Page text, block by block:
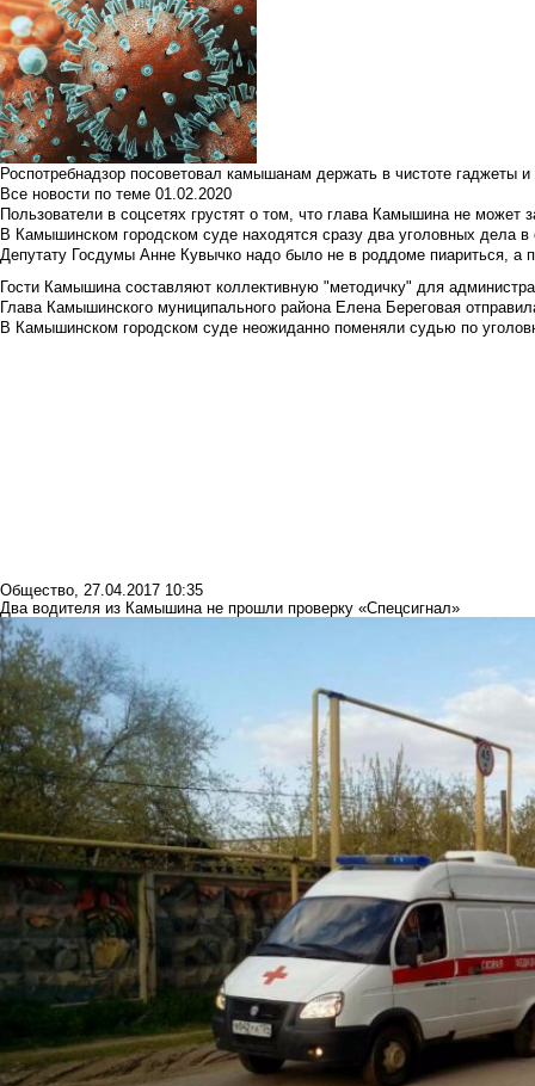
Роспотребнадзор посоветовал камышанам держать в чистоте гаджеты
Все новости по теме 01.02.2020
Пользователи в соцсетях грустят о том, что глава Камышина не может
В Камышинском городском суде находятся сразу два уголовных дела
Депутату Госдумы Анне Кувычко надо было не в роддоме пиариться, а
Гости Камышина составляют коллективную "методичку" для
Глава Камышинского муниципального района Елена Береговая
В Камышинском городском суде неожиданно поменяли судью по
Общество, 27.04.2017 10:35
Два водителя из Камышина не прошли проверку «Спецсигнал»